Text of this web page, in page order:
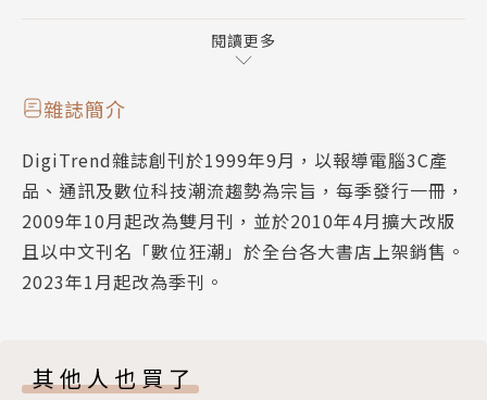
動人美景曠世鉅作 在家盡收眼底 Google街景
Funny Apps, Add Fun 專業級圖表一指畫
505 X ROG Strix Hero II
ROG Zephyrus S 極限玩家 輕薄高效
TUF Gaming FX505硬派玩家 耐用隨型
設計師話設計 ROG Phone電競手機
WirForce 2018電競嘉年華 ROG天生無懼派對熱血登
場
我的遊戲大本營 YouTube Gaming
你好！這是我的分身 Q版人物輕鬆作
動人美景曠世鉅作 在家盡收眼底 Google街景
閱讀更多
雜誌簡介
DigiTrend雜誌創刊於1999年9月，以報導電腦3C產
品、通訊及數位科技潮流趨勢為宗旨，每季發行一冊，
2009年10月起改為雙月刊，並於2010年4月擴大改版
且以中文刊名「數位狂潮」於全台各大書店上架銷售。
2023年1月起改為季刊。
其他人也買了